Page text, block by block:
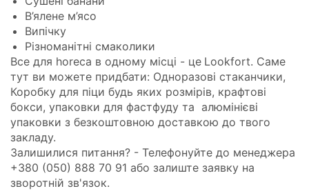
В’ялене м’ясо
Випічку
Різноманітні смаколики
Все для horeca в одному місці - це Lookfort. Саме
тут ви можете придбати: Одноразові стаканчики,
Коробку для піци будь яких розмірів, крафтові
бокси, упаковки для фастфуду та алюмінієві
упаковки з безкоштовною доставкою до твого
закладу.
Залишилися питання? - Телефонуйте до менеджера
+380 (050) 888 70 91 або залиште заявку на
зворотній зв'язок.